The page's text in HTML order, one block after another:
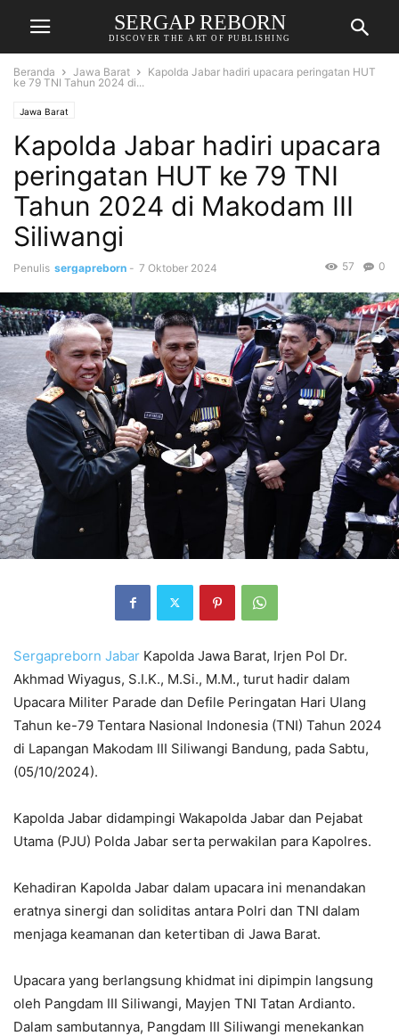
SERGAP REBORN
DISCOVER THE ART OF PUBLISHING
Beranda Jawa Barat
Kapolda Jabar hadiri upacara peringatan HUT
ke 79 TNI Tahun 2024 di...
Jawa Barat
Kapolda Jabar hadiri upacara
peringatan HUT ke 79 TNI
Tahun 2024 di Makodam III
Siliwangi
Penulis sergapreborn - 7 Oktober 2024 0
57
Sergapreborn Jabar Kapolda Jawa Barat, Irjen Pol Dr.
Akhmad Wiyagus, S.I.K., M.Si., M.M., turut hadir dalam
Upacara Militer Parade dan Defile Peringatan Hari Ulang
Tahun ke-79 Tentara Nasional Indonesia (TNI) Tahun 2024
di Lapangan Makodam III Siliwangi Bandung, pada Sabtu,
(05/10/2024).
Kapolda Jabar didampingi Wakapolda Jabar dan Pejabat
Utama (PJU) Polda Jabar serta perwakilan para Kapolres.
Kehadiran Kapolda Jabar dalam upacara ini menandakan
eratnya sinergi dan soliditas antara Polri dan TNI dalam
menjaga keamanan dan ketertiban di Jawa Barat.
Upacara yang berlangsung khidmat ini dipimpin langsung
oleh Pangdam III Siliwangi, Mayjen TNI Tatan Ardianto.
Dalam sambutannya, Pangdam III Siliwangi menekankan